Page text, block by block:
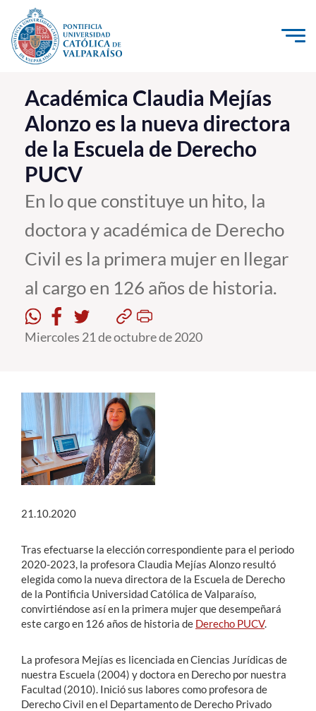
Click acá para ir directamente al contenido
La Universidad
Investigación, Creación e Innovación
PUCV Internacional
Vinculación con el Medio
Admisión
Pregrado
Postgrado
Formación Continua
Funcionarios
Alumni
Académica Claudia Mejías
Alonzo es la nueva directora
de la Escuela de Derecho
PUCV
En lo que constituye un hito, la
doctora y académica de Derecho
Civil es la primera mujer en llegar
al cargo en 126 años de historia.
Miercoles 21 de octubre de 2020
21.10.2020
Tras efectuarse la elección correspondiente para el periodo
2020-2023, la profesora Claudia Mejías Alonzo resultó
elegida como la nueva directora de la Escuela de Derecho
de la Pontificia Universidad Católica de Valparaíso,
convirtiéndose así en la primera mujer que desempeñará
este cargo en 126 años de historia de Derecho PUCV.
La profesora Mejías es licenciada en Ciencias Jurídicas de
nuestra Escuela (2004) y doctora en Derecho por nuestra
Facultad (2010). Inició sus labores como profesora de
Derecho Civil en el Departamento de Derecho Privado